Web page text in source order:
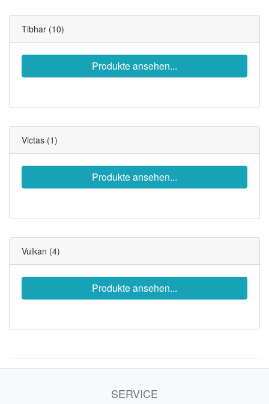
Tibhar (10)
Produkte ansehen...
Victas (1)
Produkte ansehen...
Vulkan (4)
Produkte ansehen...
SERVICE